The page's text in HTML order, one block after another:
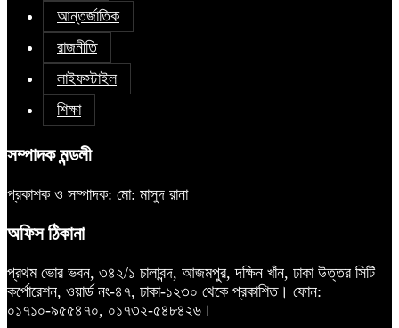
আন্তর্জাতিক
রাজনীতি
লাইফস্টাইল
শিক্ষা
সম্পাদক মন্ডলী
প্রকাশক ও সম্পাদক: মো: মাসুদ রানা
অফিস ঠিকানা
প্রথম ভোর ভবন, ৩৪২/১ চালাবন্দ, আজমপুর, দক্ষিন খাঁন, ঢাকা উত্তর সিটি
কর্পোরেশন, ওয়ার্ড নং-৪৭, ঢাকা-১২৩০ থেকে প্রকাশিত। ফোন:
০১৭১০-৯৫৫৪৭০, ০১৭৩২-৫৪৮৪২৬।